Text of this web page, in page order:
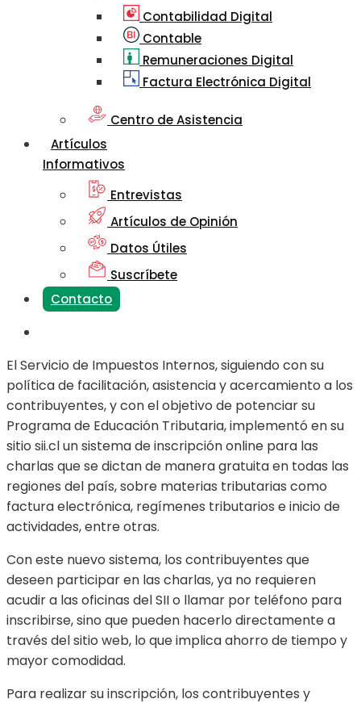
Contabilidad Digital
Contable
Remuneraciones Digital
Factura Electrónica Digital
Centro de Asistencia
Artículos
Informativos
Entrevistas
Artículos de Opinión
Datos Útiles
Suscríbete
Contacto
El Servicio de Impuestos Internos, siguiendo con su
política de facilitación, asistencia y acercamiento a los
contribuyentes, y con el objetivo de potenciar su
Programa de Educación Tributaria, implementó en su
sitio sii.cl un sistema de inscripción online para las
charlas que se dictan de manera gratuita en todas las
regiones del país, sobre materias tributarias como
factura electrónica, regímenes tributarios e inicio de
actividades, entre otras.
Con este nuevo sistema, los contribuyentes que
deseen participar en las charlas, ya no requieren
acudir a las oficinas del SII o llamar por teléfono para
inscribirse, sino que pueden hacerlo directamente a
través del sitio web, lo que implica ahorro de tiempo y
mayor comodidad.
Para realizar su inscripción, los contribuyentes y